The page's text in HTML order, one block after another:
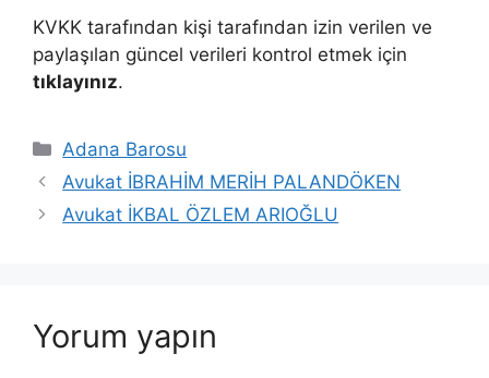
KVKK tarafından kişi tarafından izin verilen ve
paylaşılan güncel verileri kontrol etmek için
tıklayınız.
Kategoriler
Adana Barosu
Avukat İBRAHİM MERİH PALANDÖKEN
Avukat İKBAL ÖZLEM ARIOĞLU
Yorum yapın